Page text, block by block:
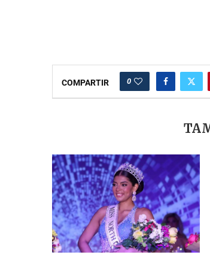
COMPARTIR 0